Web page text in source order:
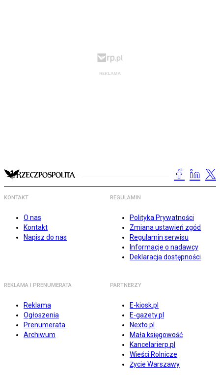
KONTAKT
O nas
Kontakt
Napisz do nas
REGULAMIN
Polityka Prywatności
Zmiana ustawień zgód
Regulamin serwisu
Informacje o nadawcy
Deklaracja dostępności
REKLAMA I PRENUMERATA
Reklama
Ogłoszenia
Prenumerata
Archiwum
PARTNERZY
E-kiosk.pl
E-gazety.pl
Nexto.pl
Mała księgowość
Kancelarierp.pl
Wieści Rolnicze
Życie Warszawy